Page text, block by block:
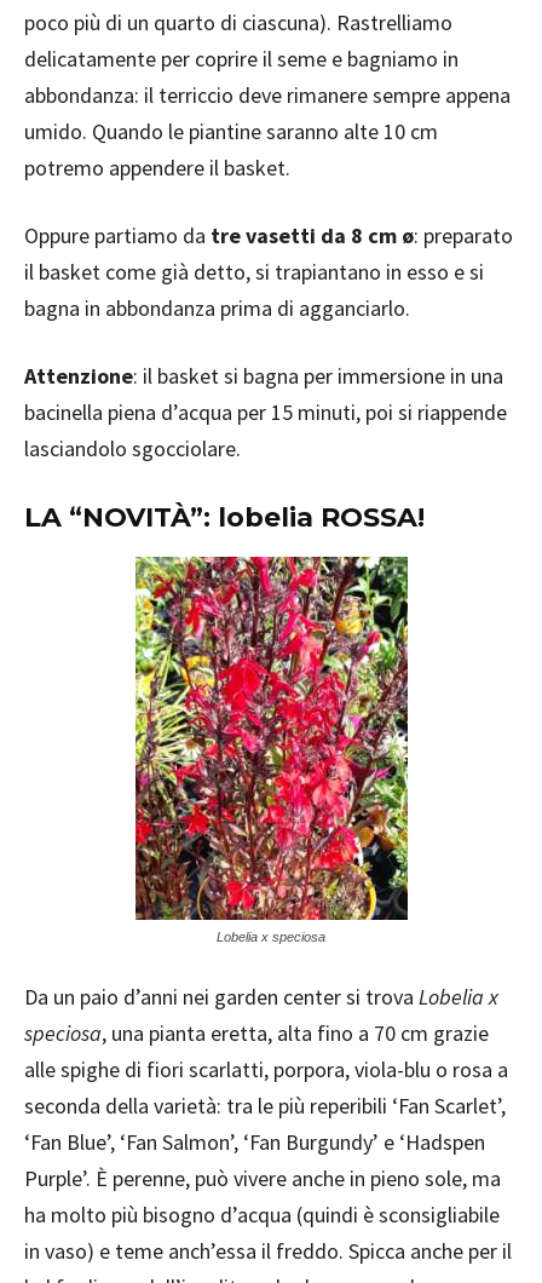
poco più di un quarto di ciascuna). Rastrelliamo
delicatamente per coprire il seme e bagniamo in
abbondanza: il terriccio deve rimanere sempre appena
umido. Quando le piantine saranno alte 10 cm
potremo appendere il basket.
Oppure partiamo da tre vasetti da 8 cm ø: preparato
il basket come già detto, si trapiantano in esso e si
bagna in abbondanza prima di agganciarlo.
Attenzione: il basket si bagna per immersione in una
bacinella piena d’acqua per 15 minuti, poi si riappende
lasciandolo sgocciolare.
LA “NOVITÀ”: lobelia ROSSA!
Lobelia x speciosa
Da un paio d’anni nei garden center si trova Lobelia x
speciosa, una pianta eretta, alta fino a 70 cm grazie
alle spighe di fiori scarlatti, porpora, viola-blu o rosa a
seconda della varietà: tra le più reperibili ‘Fan Scarlet’,
‘Fan Blue’, ‘Fan Salmon’, ‘Fan Burgundy’ e ‘Hadspen
Purple’. È perenne, può vivere anche in pieno sole, ma
ha molto più bisogno d’acqua (quindi è sconsigliabile
in vaso) e teme anch’essa il freddo. Spicca anche per il